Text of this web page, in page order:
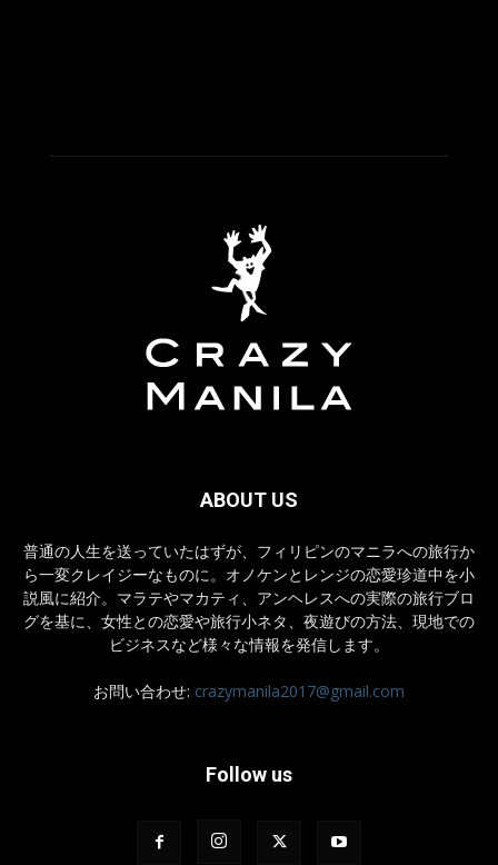
ABOUT US
普通の人生を送っていたはずが、フィリピンのマニラへの旅行か
ら一変クレイジーなものに。オノケンとレンジの恋愛珍道中を小
説風に紹介。マラテやマカティ、アンヘレスへの実際の旅行ブロ
グを基に、女性との恋愛や旅行小ネタ、夜遊びの方法、現地での
ビジネスなど様々な情報を発信します。
お問い合わせ: crazymanila2017@gmail.com
Follow us